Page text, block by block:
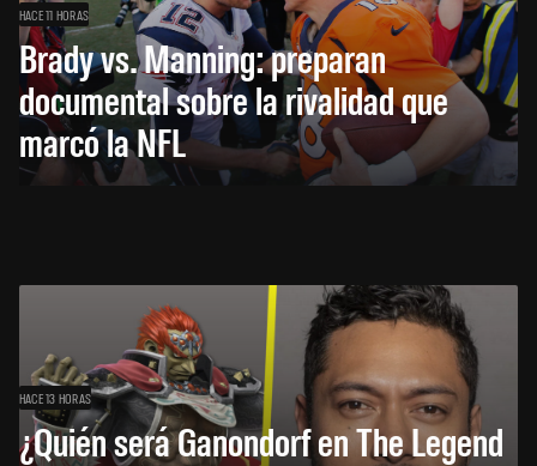
HACE 11 HORAS
Brady vs. Manning: preparan
documental sobre la rivalidad que
marcó la NFL
HACE 13 HORAS
¿Quién será Ganondorf en The Legend